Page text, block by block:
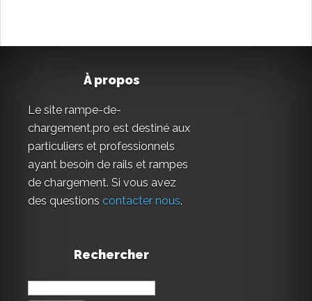
À propos
Le site rampe-de-
chargement.pro est destiné aux
particuliers et professionnels
ayant besoin de rails et rampes
de chargement. Si vous avez
des questions contacter nous.
Rechercher
Rechercher :